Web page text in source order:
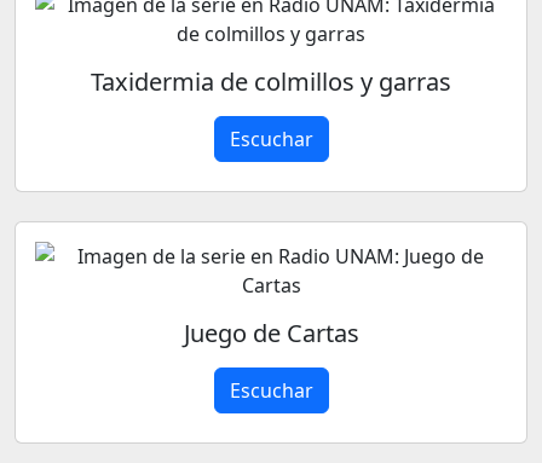
Taxidermia de colmillos y garras
Escuchar
Juego de Cartas
Escuchar